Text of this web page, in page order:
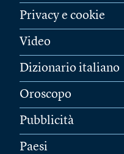
Privacy e cookie
Video
Dizionario italiano
Oroscopo
Pubblicità
Paesi